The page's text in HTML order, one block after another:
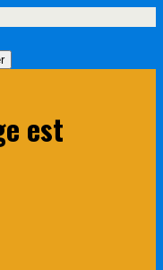
est